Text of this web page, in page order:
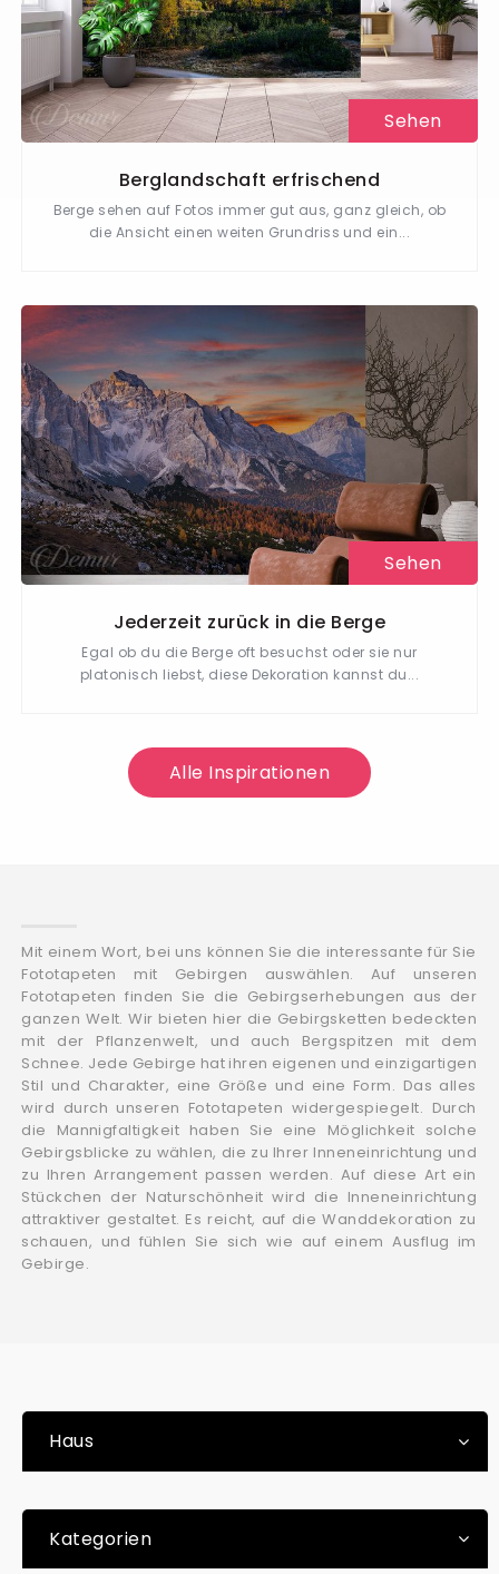
Sehen
Berglandschaft erfrischend
Berge sehen auf Fotos immer gut aus, ganz gleich, ob
die Ansicht einen weiten Grundriss und ein...
Sehen
Jederzeit zurück in die Berge
Egal ob du die Berge oft besuchst oder sie nur
platonisch liebst, diese Dekoration kannst du...
Alle Inspirationen
Mit einem Wort, bei uns können Sie die interessante für Sie
Fototapeten mit Gebirgen auswählen. Auf unseren
Fototapeten finden Sie die Gebirgserhebungen aus der
ganzen Welt. Wir bieten hier die Gebirgsketten bedeckten
mit der Pflanzenwelt, und auch Bergspitzen mit dem
Schnee. Jede Gebirge hat ihren eigenen und einzigartigen
Stil und Charakter, eine Größe und eine Form. Das alles
wird durch unseren Fototapeten widergespiegelt. Durch
die Mannigfaltigkeit haben Sie eine Möglichkeit solche
Gebirgsblicke zu wählen, die zu Ihrer Inneneinrichtung und
zu Ihren Arrangement passen werden. Auf diese Art ein
Stückchen der Naturschönheit wird die Inneneinrichtung
attraktiver gestaltet. Es reicht, auf die Wanddekoration zu
schauen, und fühlen Sie sich wie auf einem Ausflug im
Gebirge.
Haus
Kategorien